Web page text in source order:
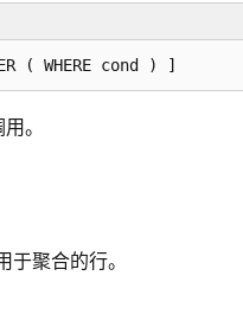
。
聚合的行。